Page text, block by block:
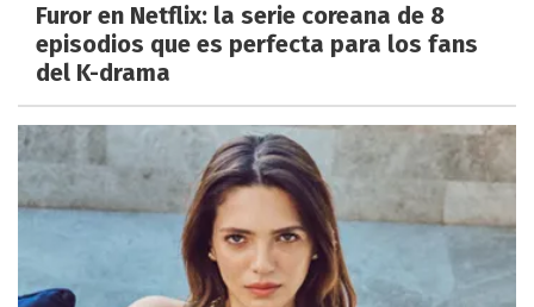
Furor en Netflix: la serie coreana de 8
episodios que es perfecta para los fans
del K-drama